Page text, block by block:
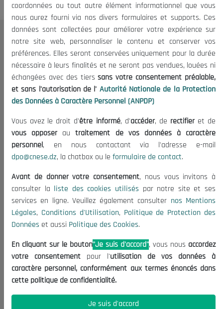
Le CNESE
A Propos
Le président
Organisation
Publications
Informations utiles
Appels d'offres et Consultations
Mentions Légales
Conditions d'Utilisation
Politique de Protection des Données
Politique des Cookies
Nous Contacter
(+213) 021 98 01 00|01|02
contact@cnese.dz
Suggestions ou Initiatives ?
Newsletter
dernières nouvelles.
coordonnées ou tout autre élément informationnel que vous
nous aurez fourni via nos divers formulaires et supports. Ces
données sont collectées pour améliorer votre expérience sur
notre site web, personnaliser le contenu et conserver vos
préférences. Elles seront conservées uniquement pour la durée
nécessaire à leurs finalités et ne seront pas vendues, louées ni
échangées avec des tierssans votre consentement préalable,
et sans l'autorisation de l' Autorité Nationale de la Protection
des Données à Caractère Personnel (ANPDP)
Vous avez le droit d'être informé, d'accéder, de rectifieret de
vous opposerautraitement de vos données à caractère
personnel, en nous contactant via l'adresse e-mail
dpo@cnese.dz, la chatbox ou le formulaire de contact.
Avant de donner votre consentement, nous vous invitons à
consulter la liste des cookies utilisés par notre site et ses
services en ligne. Veuillez également consulter nos Mentions
Légales, Conditions d'Utilisation, Politique de Protection des
Données et aussi Politique des Cookies.
En cliquant sur le bouton"Je suis d'accord", vous nous accordez
votre consentement pour l'utilisation de vos données à
caractère personnel, conformément aux termes énoncés dans
cette politique de confidentialité.
Je suis d'accord